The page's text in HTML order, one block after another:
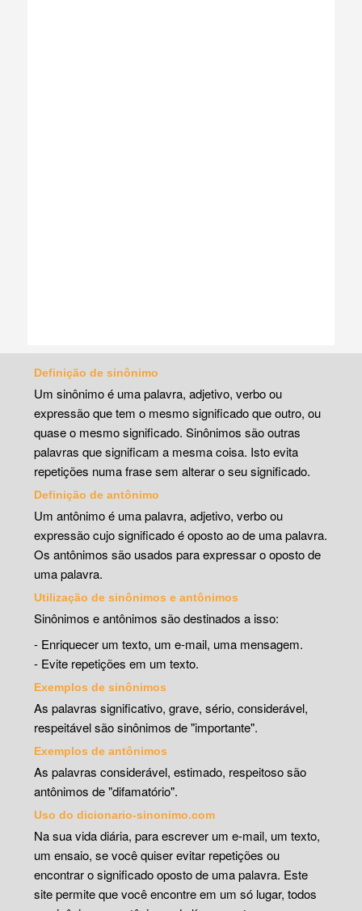
Definição de sinônimo
Um sinônimo é uma palavra, adjetivo, verbo ou
expressão que tem o mesmo significado que outro, ou
quase o mesmo significado. Sinônimos são outras
palavras que significam a mesma coisa. Isto evita
repetições numa frase sem alterar o seu significado.
Definição de antônimo
Um antônimo é uma palavra, adjetivo, verbo ou
expressão cujo significado é oposto ao de uma palavra.
Os antônimos são usados para expressar o oposto de
uma palavra.
Utilização de sinônimos e antônimos
Sinônimos e antônimos são destinados a isso:
- Enriquecer um texto, um e-mail, uma mensagem.
- Evite repetições em um texto.
Exemplos de sinônimos
As palavras significativo, grave, sério, considerável,
respeitável são sinônimos de "importante".
Exemplos de antônimos
As palavras considerável, estimado, respeitoso são
antônimos de "difamatório".
Uso do dicionario-sinonimo.com
Na sua vida diária, para escrever um e-mail, um texto,
um ensaio, se você quiser evitar repetições ou
encontrar o significado oposto de uma palavra. Este
site permite que você encontre em um só lugar, todos